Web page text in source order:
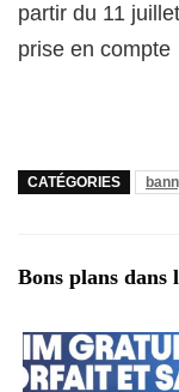
partir du 11
prise en compte
CATÉGORIES
Bons plans dans